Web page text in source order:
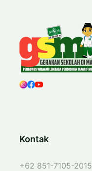
Kontak
+62 851-7105-2015